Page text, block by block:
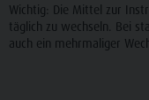
Wichtig: Die Mittel zur
täglich zu wechseln. Bei
auch ein mehrmaliger